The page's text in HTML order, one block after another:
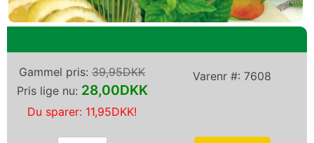
Varenr #: 7608
Gammel pris: 39,95DKK
Pris lige nu: 28,00DKK
Du sparer: 11,95DKK!